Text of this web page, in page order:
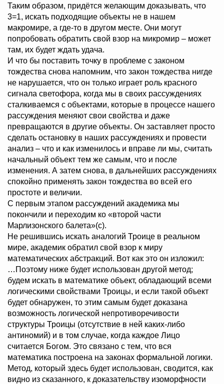
Таким образом, придётся желающим доказывать, что
3=1, искать подходящие объекты не в нашем
макромире, а где-то в другом месте. Они могут
попробовать обратить свой взор на микромир – может
там, их будет ждать удача.
И что бы поставить точку в проблеме с законом
тождества снова напомним, что закон тождества нигде
не нарушается, что он только играет роль красного
сигнала светофора, когда мы в своих рассуждениях
сталкиваемся с объектами, которые в процессе нашего
рассуждения меняют свои свойства и даже
превращаются в другие объекты. Он заставляет просто
сделать остановку в наших рассуждениях и провести
анализ – что и как изменилось и вправе ли мы, считать
начальный объект тем же самым, что и после
изменения. А затем снова, в дальнейших рассуждениях
спокойно применять закон тождества во всей его
простоте и величии.
С первым этапом рассуждений академика мы
покончили и переходим ко «второй части
Марлизонского балета»(с).
Не решившись искать аналогий Троице в реальном
мире, академик обратил свой взор к миру
математических абстракций. Вот как это он изложил:
…Поэтому ниже будет использован другой метод;
будем искать в математике объект, обладающий всеми
логическими свойствами Троицы, и если такой объект
будет обнаружен, то этим самым будет доказана
возможность логической непротиворечивости
структуры Троицы (отсутствие в ней каких-либо
антиномий) и в том случае, когда каждое Лицо
считается Богом. Это связано с тем, что вся
математика построена на законах формальной логики.
Метод, который здесь будет использован, сводится, как
видно из сказанного, к доказательству изоморфности